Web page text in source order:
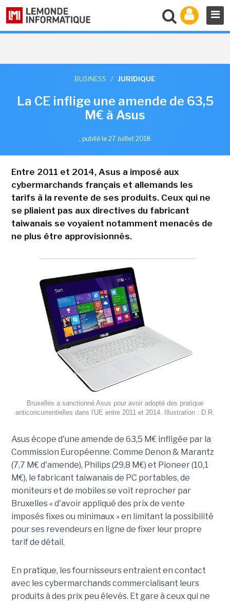
BUSINESS / JURIDIQUE
La CE inflige une amende de 63,5
M€ à Asus
, publié le 27 Juillet 2018
Entre 2011 et 2014, Asus a imposé aux
cybermarchands français et allemands les
tarifs à la revente de ses produits. Ceux qui ne
se pliaient pas aux directives du fabricant
taiwanais se voyaient notamment menacés de
ne plus être approvisionnés.
Bruxelles a sanctionné Asus pour avoir adopté des pratique
anticoncurrentielles dans l'UE entre 2011 et 2014. Illustration : D.R.
Asus écope d'une amende de 63,5 M€ infligée par la
Commission Européenne. Comme Denon & Marantz
(7,7 M€ d'amende), Philips (29,8 M€) et Pioneer (10,1
M€), le fabricant taiwanais de PC portables, de
moniteurs et de mobiles se voit reprocher par
Bruxelles « d'avoir appliqué des prix de vente
imposés fixes ou minimaux » en limitant la possibilité
pour ses revendeurs en ligne de fixer leur propre
tarif de détail.
En pratique, les fournisseurs entraient en contact
avec les cybermarchands commercialisant leurs
produits à des prix peu élevés. Et gare à ceux qui ne